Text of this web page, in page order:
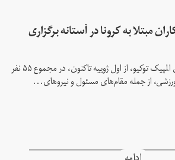
مبتلا به کرونا در آستانه برگزاری
بر اساس آمار کمیته برگزاری المپیک توکیو، از اول ژوییه تاکنون، در مجموع ۵۵ نفر
ورزشی، از جمله مقام‌های مسئول و نیروهای...